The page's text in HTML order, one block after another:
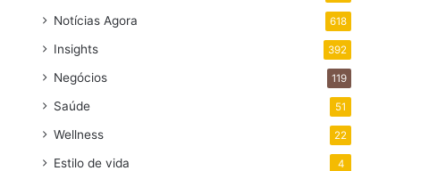
Notícias Agora 618
Insights 392
Negócios 119
Saúde 51
Wellness 22
Estilo de vida 4